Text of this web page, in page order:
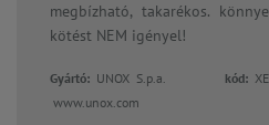
megbízható, takarékos.
kötést NEM igényel!
Gyártó: UNOX S.p.a. kód:
www.unox.com